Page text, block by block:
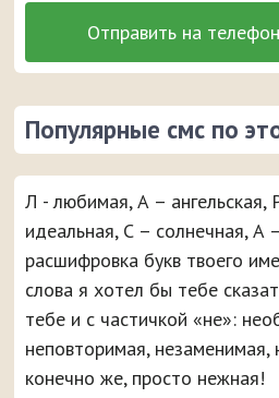
Популярные смс по
Л - любимая, А –
идеальная, С – солнечная, А
расшифровка букв твоего
слова я хотел бы тебе
тебе и с частичкой «не»:
неповторимая, незаменимая,
конечно же, просто нежная!